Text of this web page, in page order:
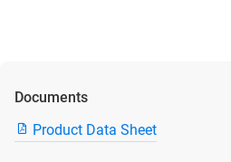
Documents
Product Data Sheet